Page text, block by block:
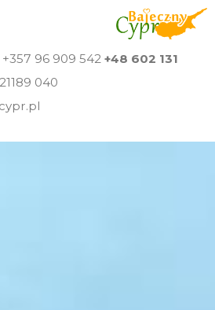
96 909 542 +48 602 131
040